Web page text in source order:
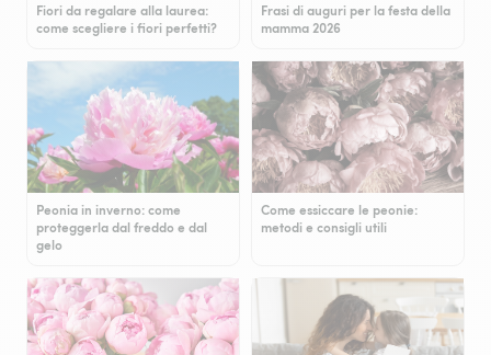
Fiori da regalare alla laurea:
come scegliere i fiori perfetti?
Frasi di auguri per la festa della
mamma 2026
Peonia in inverno: come
proteggerla dal freddo e dal
gelo
Come essiccare le peonie:
metodi e consigli utili